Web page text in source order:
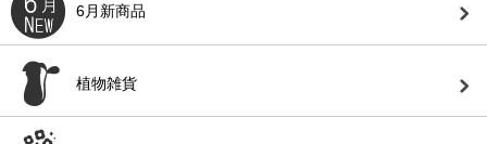
6月新商品
植物雑貨